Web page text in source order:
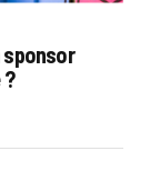
sponsor